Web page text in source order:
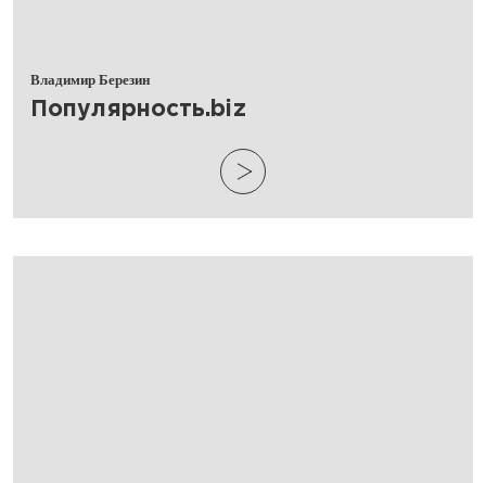
Владимир Березин
Популярность.biz